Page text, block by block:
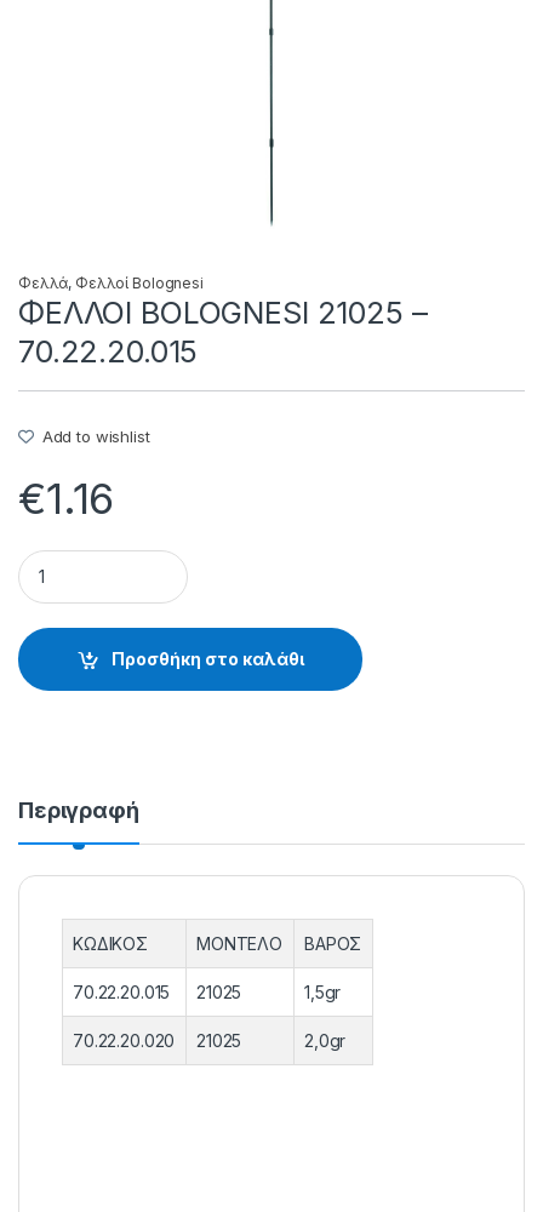
Φελλά, Φελλοί Bolognesi
ΦΕΛΛΟΙ BOLOGNESI 21025 –
70.22.20.015
Add to wishlist
€1.16
ΦΕΛΛΟΙ BOLOGNESI 21025 - 70.22.20.015 quantity
Προσθήκη στο καλάθι
Περιγραφή
ΚΩΔΙΚΟΣ ΜΟΝΤΕΛΟ ΒΑΡΟΣ
70.22.20.015 21025 1,5gr
70.22.20.020 21025 2,0gr